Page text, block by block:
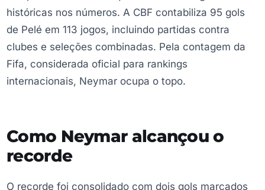
históricas nos números. A CBF contabiliza 95 gols
de Pelé em 113 jogos, incluindo partidas contra
clubes e seleções combinadas. Pela contagem da
Fifa, considerada oficial para rankings
internacionais, Neymar ocupa o topo.
Como Neymar alcançou o
recorde
O recorde foi consolidado com dois gols marcados